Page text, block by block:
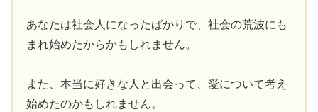
あなたは社会人になったばかりで、社会の荒波にも
まれ始めたからかもしれません。
また、本当に好きな人と出会って、愛について考え
始めたのかもしれません。